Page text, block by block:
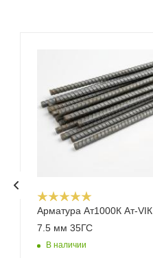
Арматура Ат1000К Ат-VIК
7.5 мм 35ГС
В наличии